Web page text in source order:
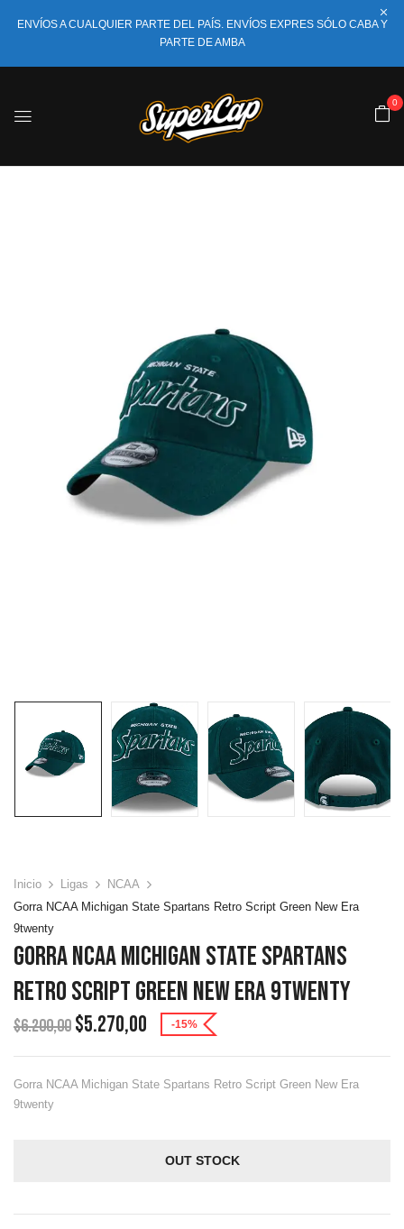
ENVÍOS A CUALQUIER PARTE DEL PAÍS. ENVÍOS EXPRES SÓLO CABA Y
PARTE DE AMBA
0
Inicio Ligas
NCAA
Gorra NCAA Michigan State Spartans Retro Script Green New Era
9twenty
Gorra NCAA Michigan State Spartans
Retro Script Green New Era 9twenty
$6.200,00 $5.270,00 -15%
Gorra NCAA Michigan State Spartans Retro Script Green New Era
9twenty
OUT STOCK